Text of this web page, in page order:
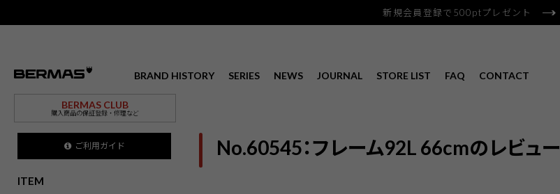
新規会員登録で500ptプレゼント
BRAND HISTORY SERIES NEWS JOURNAL STORE LIST FAQ CONTACT
BERMAS CLUB
購入商品の保証登録・修理など
ご利用ガイド
ITEM
No.60545：フレーム92L 66cmのレビュー